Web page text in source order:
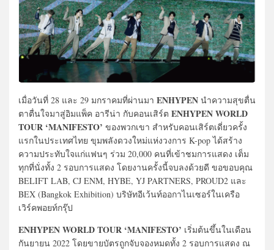
เมื่อวันที่ 28 และ 29 มกราคมที่ผ่านมา ENHYPEN นำความสุขตื่น
ตาตื่นใจมาสู่อิมแพ็ค อารีน่า กับคอนเสิร์ต ENHYPEN WORLD
TOUR ‘MANIFESTO’ ของพวกเขา สำหรับคอนเสิร์ตเดี่ยวครั้ง
แรกในประเทศไทย ขุมพลังดวงใหม่แห่งวงการ K-pop ได้สร้าง
ความประทับใจแก่แฟนๆ ร่วม 20,000 คนที่เข้าชมการแสดง เต็ม
ทุกที่นั่งทั้ง 2 รอบการแสดง โดยงานครั้งนี้จบลงด้วยดี ขอขอบคุณ
BELIFT LAB, CJ ENM, HYBE, YJ PARTNERS, PROUD2 และ
BEX (Bangkok Exhibition) บริษัทอีเว้นท์ออกาไนเซอร์ในเครือ
เวิร์คพอยท์กรุ๊ป
ENHYPEN WORLD TOUR ‘MANIFESTO’ เริ่มต้นขึ้นในเดือน
กันยายน 2022 โดยขายบัตรถูกจับจองหมดทั้ง 2 รอบการแสดง ณ